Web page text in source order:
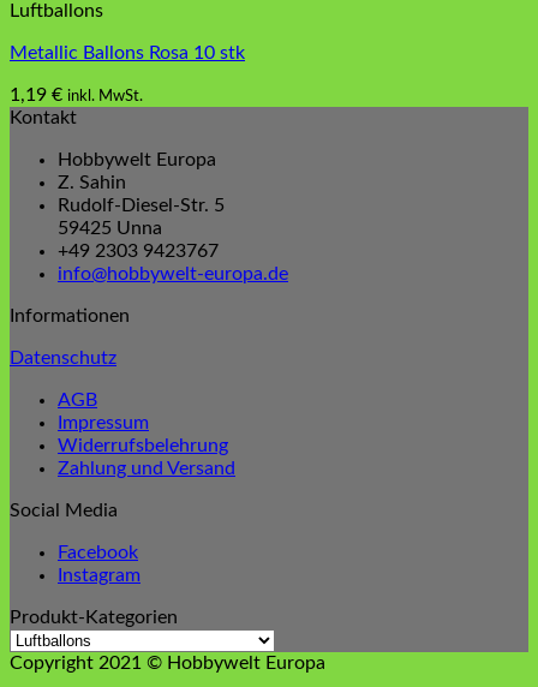
Luftballons
Metallic Ballons Rosa 10 stk
1,19 € inkl. MwSt.
Kontakt
Hobbywelt Europa
Z. Sahin
Rudolf-Diesel-Str. 5
59425 Unna
+49 2303 9423767
info@hobbywelt-europa.de
Informationen
Datenschutz
AGB
Impressum
Widerrufsbelehrung
Zahlung und Versand
Social Media
Facebook
Instagram
Produkt-Kategorien
Copyright 2021 © Hobbywelt Europa